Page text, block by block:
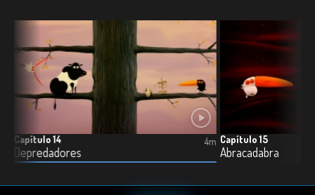
Capítulo 14
Depredadores
4m Capítulo 15
Abracadabra